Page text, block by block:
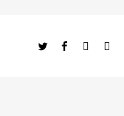
twitterfacebook
RSS